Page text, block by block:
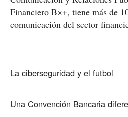
Financiero B×+, tiene más de
comunicación del sector
La ciberseguridad y el futbol
Una Convención Bancaria